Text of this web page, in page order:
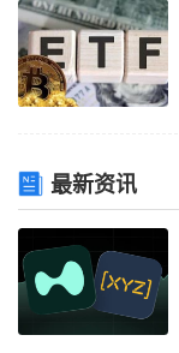
最新资讯